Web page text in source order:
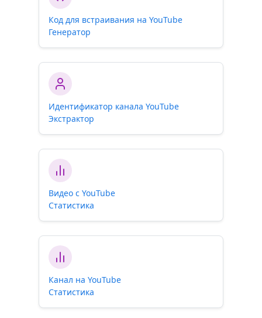
Код для встраивания на YouTube
Генератор
Идентификатор канала YouTube
Экстрактор
Видео с YouTube
Статистика
Канал на YouTube
Статистика